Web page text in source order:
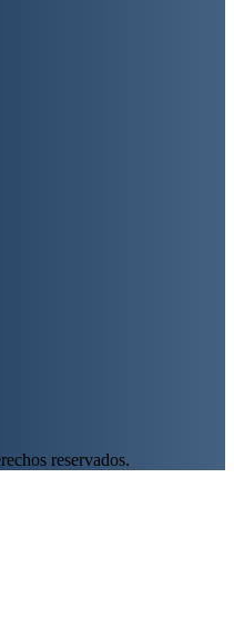
reservados.